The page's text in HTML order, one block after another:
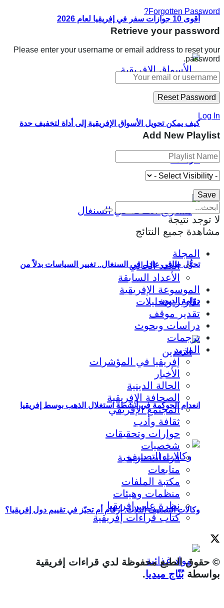
أقوى 10 جوازات سفر في إفريقيا لعام 2026
كيف يمكن تحويل الأسواق الإفريقية إلى أداة لتخفيف حدة
الأزمات؟
تحوُّل طاقي عادل في السنغال.. تغيير السياسات بدلاً من
دوّامة الديون
انعدام الحوكمة في أنشطة استغلال الذهب بوسط إفريقيا
وكالات التصنيف الثلاث: أرقام أم تحيّز في تقييم دول إفريقيا؟
Forgotten Password?
Retrieve your password
Please enter your username or email address to reset your
password.
Log In
Add New Playlist
لا توجد نتيجة
مشاهدة جميع النتائج
المجلة
العدد الحالي
الأعداد السابقة
الموسوعة الإفريقية
تقارير وتحليلات
تقدير موقف
دراسات وبحوث
ترجمات
المزيد
إفريقيا في المؤشرات
الأخبار
الحالة الدينية
الصحافة الإفريقية
المجتمع الإفريقي
ثقافة وأدب
حوارات وتحقيقات
شخصيات
قراءات تاريخية
متابعات
مكتبة الملفات
منظمات وهيئات
نظرة على إفريقيا
كتاب قراءات إفريقية
© حقوق الطبع محفوظة لدي قراءات إفريقية
بواسطةبُنّاج ميديا.